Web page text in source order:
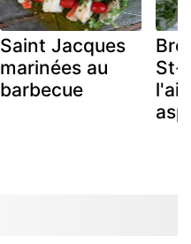
Saint Jacques
marinées au
barbecue
St-
l'ail